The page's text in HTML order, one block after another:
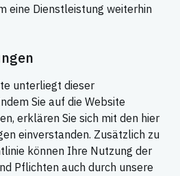
eine Dienstleistung weiterhin
unterliegt dieser
Sie auf die Website
erklären Sie sich mit den hier
einverstanden. Zusätzlich zu
können Ihre Nutzung der
Pflichten auch durch unsere